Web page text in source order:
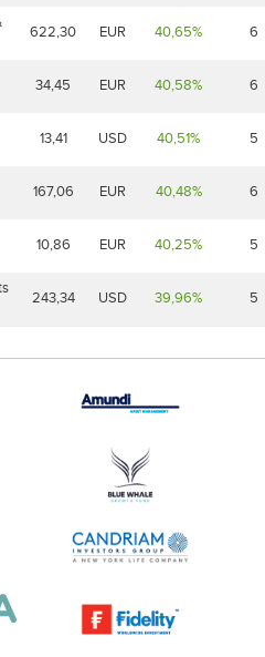
622,30 EUR 40,65% 6
34,45 EUR 40,58% 6
13,41 USD 40,51% 5
167,06 EUR 40,48% 6
10,86 EUR 40,25% 5
243,34 USD 39,96% 5